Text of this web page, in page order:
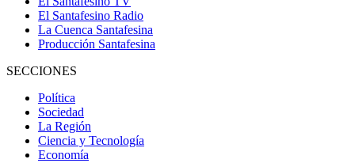
El Santafesino Radio
La Cuenca Santafesina
Producción Santafesina
SECCIONES
Política
Sociedad
La Región
Ciencia y Tecnología
Economía